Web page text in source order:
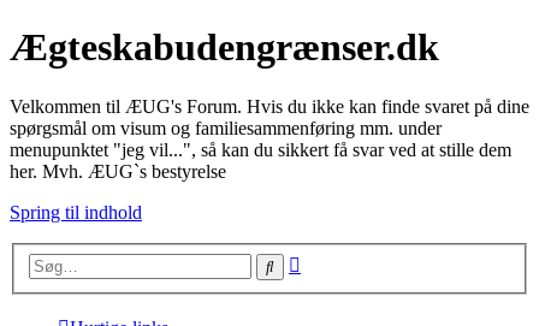
Ægteskabudengrænser.dk
Velkommen til ÆUG's Forum. Hvis du ikke kan finde svaret på dine
spørgsmål om visum og familiesammenføring mm. under
menupunktet "jeg vil...", så kan du sikkert få svar ved at stille dem
her. Mvh. ÆUG`s bestyrelse
Spring til indhold
Søg